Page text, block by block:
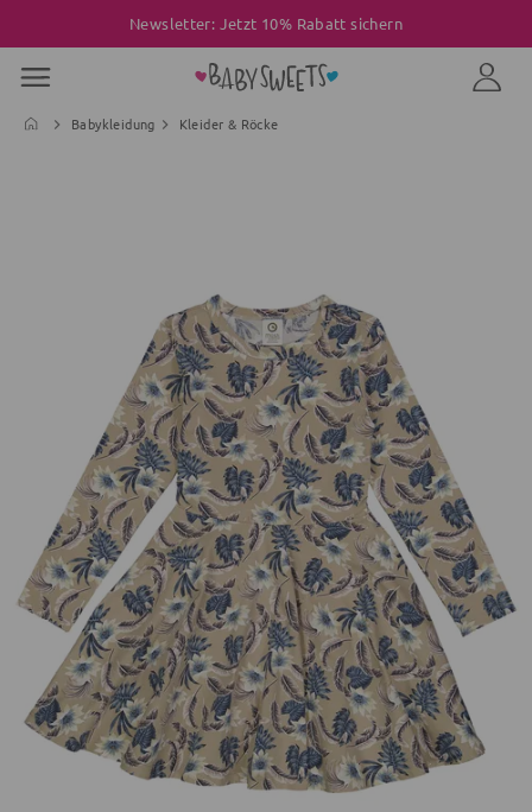
Newsletter: Jetzt 10% Rabatt sichern
Babykleidung Kleider & Röcke